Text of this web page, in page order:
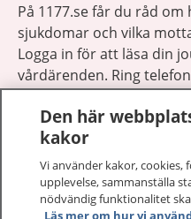
På 1177.se får du råd
sjukdomar och vilka
Logga in för att läsa din
vårdärenden. Ring
sjukvårdsrådgivning
1177 ger dig råd när du
Den här
kakor
Vi använder kakor, cookies,
upplevelse, sammanställa
nödvändig funktionalitet
Läs mer om hur vi